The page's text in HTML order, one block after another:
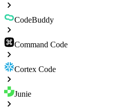
CodeBuddy
Command Code
Cortex Code
Junie